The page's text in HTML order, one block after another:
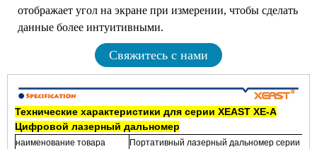
отображает угол на экране при измерении, чтобы сделать
данные более интуитивными.
Свяжитесь с нами
Технические характеристики для серии XEAST XE-A
Цифровой лазерный дальномер
наименование товара
Портативный лазерный дальномер серии